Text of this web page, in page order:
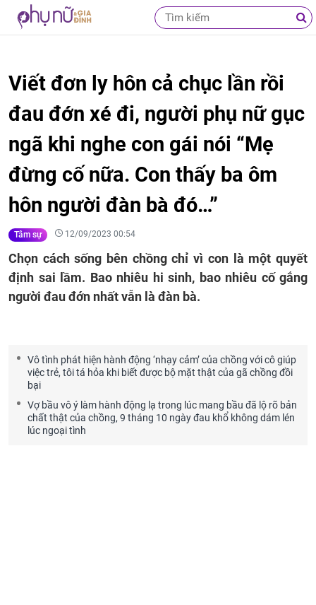
Viết đơn ly hôn cả chục lần rồi
đau đớn xé đi, người phụ nữ gục
ngã khi nghe con gái nói “Mẹ
đừng cố nữa. Con thấy ba ôm
hôn người đàn bà đó…”
Tâm sự 12/09/2023 00:54
Chọn cách sống bên chồng chỉ vì con là một quyết
định sai lầm. Bao nhiêu hi sinh, bao nhiêu cố gắng
người đau đớn nhất vẫn là đàn bà.
Vô tình phát hiện hành động ‘nhạy cảm’ của chồng với cô giúp
việc trẻ, tôi tá hỏa khi biết được bộ mặt thật của gã chồng đồi
bại
Vợ bầu vô ý làm hành động lạ trong lúc mang bầu đã lộ rõ bản
chất thật của chồng, 9 tháng 10 ngày đau khổ không dám lén
lúc ngoại tình